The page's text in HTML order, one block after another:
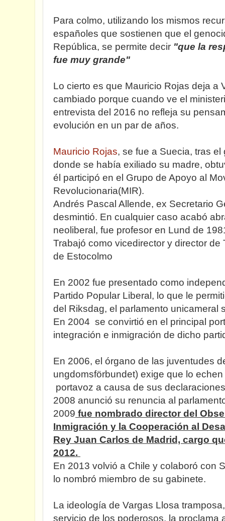
Para colmo, utilizando los mismos
españoles que sostienen que el
República, se permite decir "que la
fue muy grande"
Lo cierto es que Mauricio Rojas deja a
cambiado porque cuando ve el
entrevista del 2016 no refleja su
evolución en un par de años.
Mauricio Rojas, se fue a Suecia, tras
donde se había exiliado su madre,
él participó en el Grupo de Apoyo al
Revolucionaria(MIR).
Andrés Pascal Allende, ex Secretario
desmintió. En cualquier caso acabó
neoliberal, fue profesor en Lund de
Trabajó como vicedirector y director de
de Estocolmo
En 2002 fue presentado como
Partido Popular Liberal, lo que le
del Riksdag, el parlamento unicameral
En 2004 se convirtió en el principal
integración e inmigración de dicho
En 2006, el órgano de las juventudes
ungdomsförbundet) exige que lo
portavoz a causa de sus
2008 anunció su renuncia al
2009 fue nombrado director del
Inmigración y la Cooperación al
Rey Juan Carlos de Madrid, cargo
2012.
En 2013 volvió a Chile y colaboró con
lo nombró miembro de su gabinete.
La ideología de Vargas Llosa
servicio de los poderosos, la proclama